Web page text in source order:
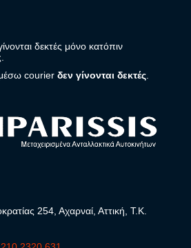
δεκτές μόνο κατόπιν
courier δεν γίνονται δεκτές.
254, Αχαρναί, Αττική, Τ.Κ.